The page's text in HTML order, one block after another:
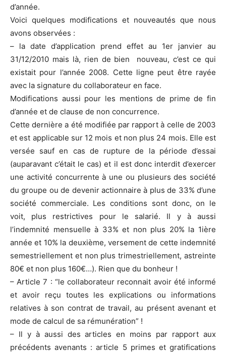
d’année.
Voici quelques modifications et nouveautés que nous
avons observées :
– la date d’application prend effet au 1er janvier au
31/12/2010 mais là, rien de bien nouveau, c’est ce qui
existait pour l’année 2008. Cette ligne peut être rayée
avec la signature du collaborateur en face.
Modifications aussi pour les mentions de prime de fin
d’année et de clause de non concurrence.
Cette dernière a été modifiée par rapport à celle de 2003
et est applicable sur 12 mois et non plus 24 mois. Elle est
versée sauf en cas de rupture de la période d’essai
(auparavant c’était le cas) et il est donc interdit d’exercer
une activité concurrente à une ou plusieurs des société
du groupe ou de devenir actionnaire à plus de 33% d’une
société commerciale. Les conditions sont donc, on le
voit, plus restrictives pour le salarié. Il y à aussi
l’indemnité mensuelle à 33% et non plus 20% la 1ière
année et 10% la deuxième, versement de cette indemnité
semestriellement et non plus trimestriellement, astreinte
80€ et non plus 160€…). Rien que du bonheur !
– Article 7 : “le collaborateur reconnait avoir été informé
et avoir reçu toutes les explications ou informations
relatives à son contrat de travail, au présent avenant et
mode de calcul de sa rémunération” !
– Il y à aussi des articles en moins par rapport aux
précédents avenants : article 5 primes et gratifications